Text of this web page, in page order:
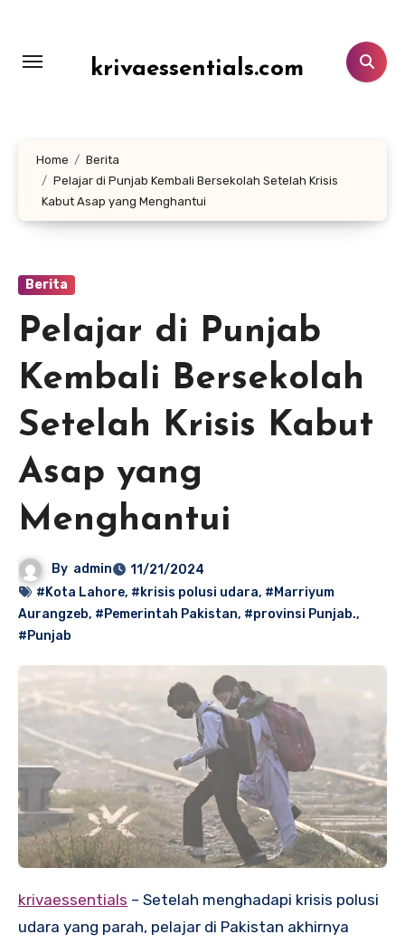
konten
krivaessentials.com
Home
Berita
Pelajar di Punjab Kembali Bersekolah Setelah Krisis
Kabut Asap yang Menghantui
Berita
Pelajar di Punjab
Kembali Bersekolah
Setelah Krisis Kabut
Asap yang
Menghantui
By admin
11/21/2024
#Kota Lahore, #krisis polusi udara, #Marriyum
Aurangzeb, #Pemerintah Pakistan, #provinsi Punjab.,
#Punjab
krivaessentials – Setelah menghadapi krisis polusi
udara yang parah, pelajar di Pakistan akhirnya